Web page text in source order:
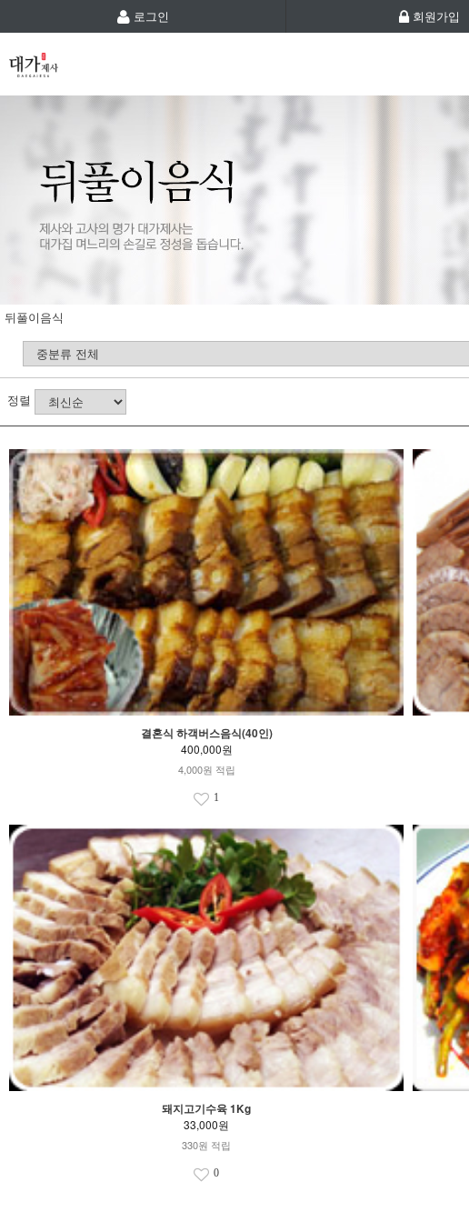
로그인 회원가입
뒤풀이음식
정렬
결혼식 하객버스음식(40인)
400,000원
4,000원 적립
1
돼지고기수육 1Kg
33,000원
330원 적립
0